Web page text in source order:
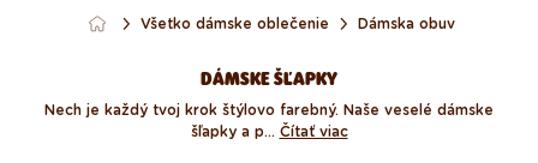
Všetko dámske oblečenie Dámska obuv
DÁMSKE ŠĽAPKY
Nech je každý tvoj krok štýlovo farebný. Naše veselé dámske
šľapky a p... Čítať viac